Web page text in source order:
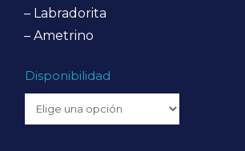
– Labradorita
– Ametrino
Disponibilidad